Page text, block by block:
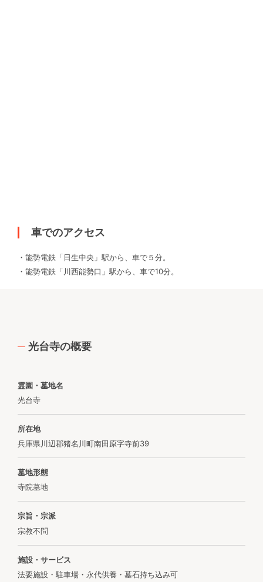
車でのアクセス
・能勢電鉄「日生中央」駅から、車で５分。
・能勢電鉄「川西能勢口」駅から、車で10分。
光台寺の概要
霊園・墓地名
光台寺
所在地
兵庫県川辺郡猪名川町南田原字寺前39
墓地形態
寺院墓地
宗旨・宗派
宗教不問
施設・サービス
法要施設・駐車場・永代供養・墓石持ち込み可